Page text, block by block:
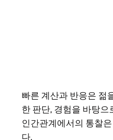
빠른 계산과 반응은 젊
한 판단, 경험을 바탕으
인간관계에서의 통찰
다.